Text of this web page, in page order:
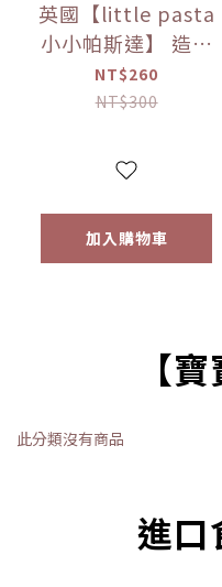
英國【little pasta
小小帕斯達】 造型
義大利麵300g｜動
物｜泰迪熊｜交通
【優惠限定】
NT$260
NT$300
加入購物車
【
此分類沒有商品
進口